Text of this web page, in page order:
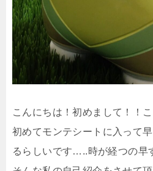
こんにちは！初めまして！！
初めてモンテシートに入って
るらしいです…..時が経つの早